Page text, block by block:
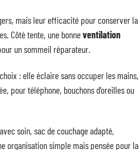
mais leur efficacité pour conserver la
Côté tente, une bonneventilation
un sommeil réparateur.
: elle éclaire sans occuper les mains,
pour téléphone, bouchons d’oreilles ou
soin, sac de couchage adapté,
organisation simple mais pensée pour la